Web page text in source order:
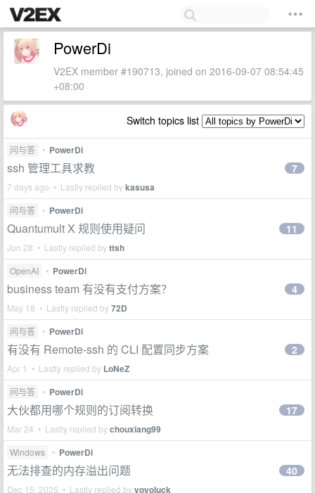
PowerDi
V2EX member #190713, joined on 2016-09-07 08:54:45
+08:00
Switch topics list
问与答 • PowerDi
ssh 管理工具求教
7 days ago • Lastly replied bykasusa
7
问与答 • PowerDi
Quantumult X 规则使用疑问
Jun 28 • Lastly replied byttsh
11
OpenAI • PowerDi
business team 有没有支付方案？
May 18 • Lastly replied by72D
4
问与答 • PowerDi
有没有 Remote-ssh 的 CLI 配置同步方案
Apr 1 • Lastly replied by LoNeZ
2
问与答 • PowerDi
大伙都用哪个规则的订阅转换
Mar 24 • Lastly replied bychouxiang99
17
Windows • PowerDi
无法排查的内存溢出问题
Dec 15, 2025 • Lastly replied byyoyoluck
40